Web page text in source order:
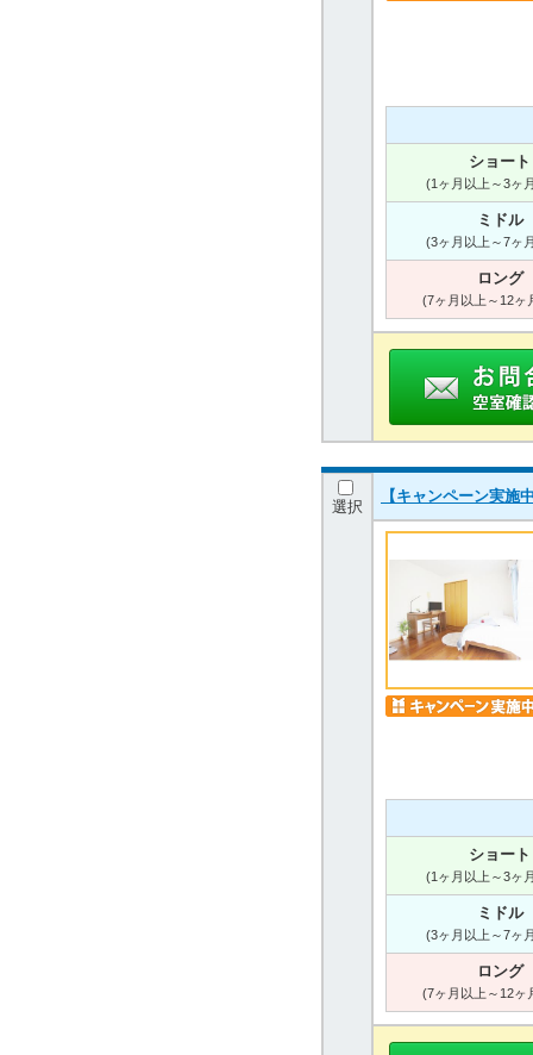
ショート
(1ヶ月以上～3ヶ
ミドル
(3ヶ月以上～7ヶ
ロング
(7ヶ月以上～12ヶ
選択
【キャンペーン実施
ショート
(1ヶ月以上～3ヶ
ミドル
(3ヶ月以上～7ヶ
ロング
(7ヶ月以上～12ヶ